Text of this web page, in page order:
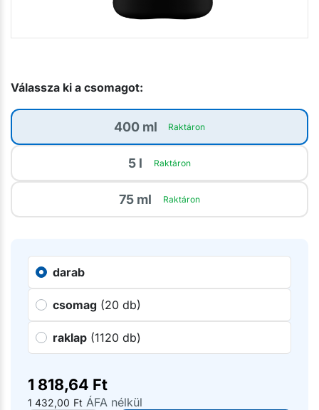
Válassza ki a csomagot:
400 ml Raktáron
5 l Raktáron
75 ml Raktáron
darab
csomag (20 db)
raklap (1120 db)
1 818,64 Ft
1 432,00 Ft ÁFA nélkül